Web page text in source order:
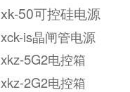
xk-50可控硅电源
xck-is晶闸管电源
xkz-5G2电控箱
xkz-2G2电控箱